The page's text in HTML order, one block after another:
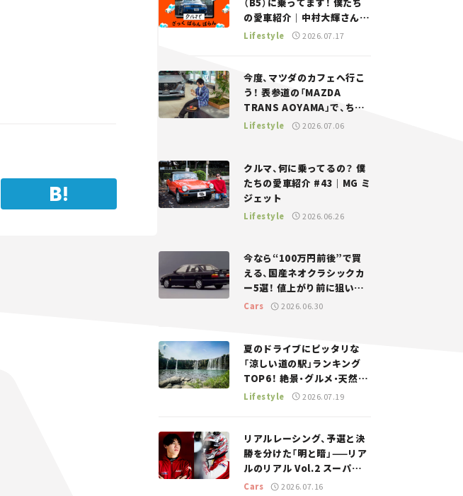
の愛車紹介｜中村大輝さん
——瀬イオナと嶋田智之の
Lifestyle 2026.07.17
今度、マツダのカフェへ行こ
う！ 表参道の「MAZDA
TRANS AOYAMA」で、ちょ
っとひと息。——連載｜CCG
Lifestyle 2026.07.06
クルマ、何に乗ってるの？ 僕
たちの愛車紹介 #43｜MG ミ
ジェット
Lifestyle 2026.06.26
今なら“100万円前後”で買
える、国産ネオクラシックカ
ー5選！ 値上がり前に狙いた
い、中古車探しをお手伝い――ち
Cars 2026.06.30
夏のドライブにピッタリな
「涼しい道の駅」ランキング
TOP6！ 絶景・グルメ・天然ク
ーラーなど、避暑におすすめ
Lifestyle 2026.07.19
リアルレーシング、予選と決
勝を分けた「明と暗」——リア
ルのリアル Vol.2 スーパー
GT 2026開幕戦 岡山国際サ
Cars 2026.07.16